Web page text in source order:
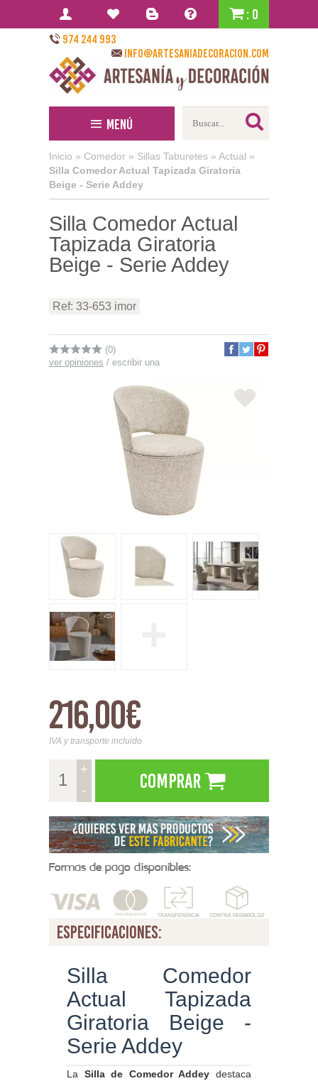
: 0
974 244 993
info@artesaniadecoracion.com
Menú
Inicio » Comedor » Sillas Taburetes » Actual »
Silla Comedor Actual Tapizada Giratoria
Beige - Serie Addey
Silla Comedor Actual
Tapizada Giratoria
Beige - Serie Addey
Ref: 33-653 imor
(0)
ver opiniones / escribir una
216,00€
IVA y transporte incluido
+
-
Comprar
Formas de pago disponibles:
especificaciones:
Silla Comedor
Actual Tapizada
Giratoria Beige -
Serie Addey
La Silla de Comedor Addey destaca